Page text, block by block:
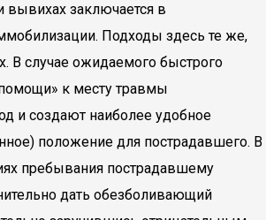
заключается в
Подходы здесь те же,
В случае ожидаемого быстрого
к месту травмы
и создают наиболее удобное
положение для пострадавшего. В
пребывания пострадавшему
дать обезболивающий